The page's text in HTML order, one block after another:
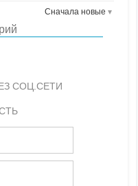
Сначала новые
СОЦ.СЕТИ